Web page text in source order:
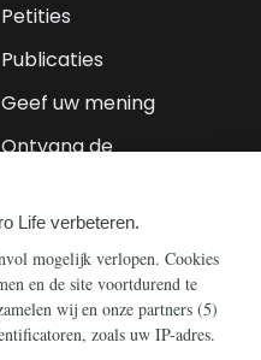
Petities
Publicaties
Geef uw mening
Ontvang de
Info
Contact
Ontvang onze